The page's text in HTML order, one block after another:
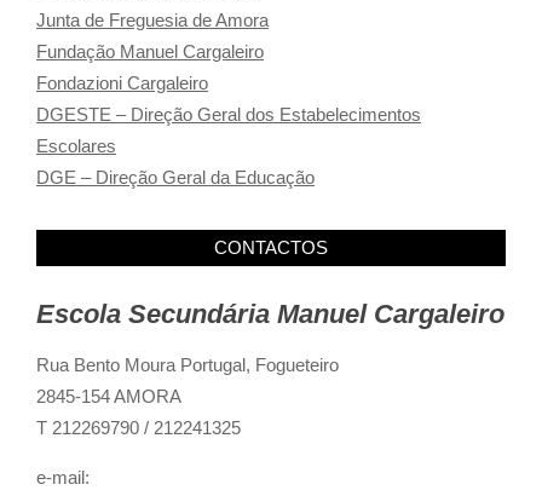
Junta de Freguesia de Amora
Fundação Manuel Cargaleiro
Fondazioni Cargaleiro
DGESTE – Direção Geral dos Estabelecimentos
Escolares
DGE – Direção Geral da Educação
CONTACTOS
Escola Secundária Manuel Cargaleiro
Rua Bento Moura Portugal, Fogueteiro
2845-154 AMORA
T 212269790 / 212241325
e-mail: